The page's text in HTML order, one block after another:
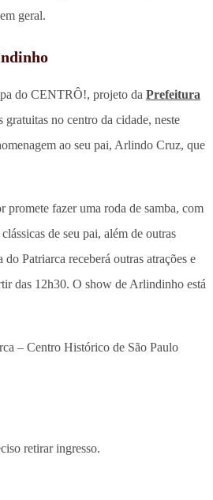
geral.
do CENTRÔ!, projeto da Prefeitura
gratuitas no centro da cidade, neste
ao seu pai, Arlindo Cruz, que
promete fazer uma roda de samba, com
de seu pai, além de outras
Patriarca receberá outras atrações e
das 12h30. O show de Arlindinho está
– Centro Histórico de São Paulo
retirar ingresso.